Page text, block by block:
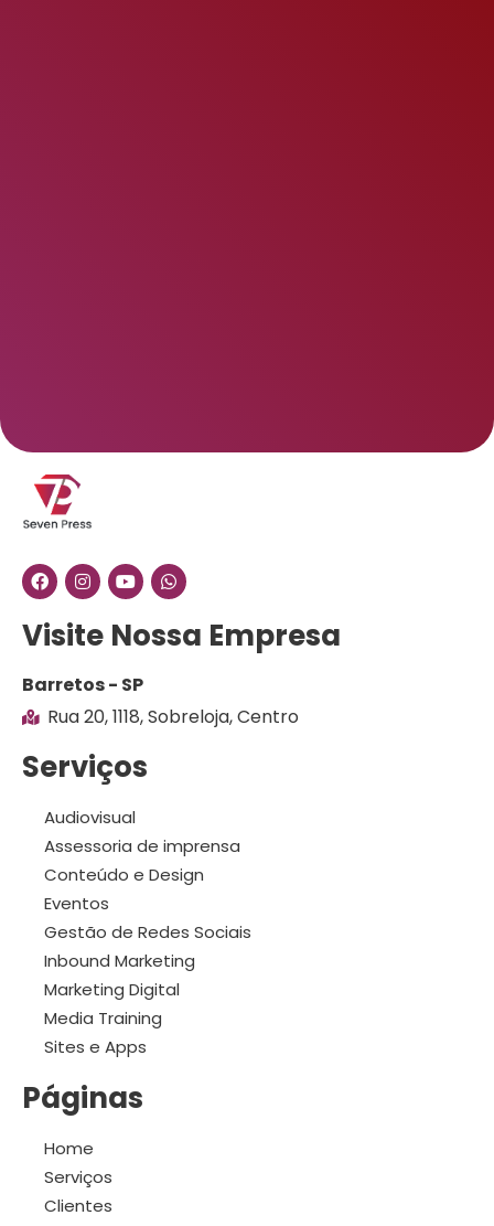
Visite Nossa Empresa
Barretos - SP
Rua 20, 1118, Sobreloja, Centro
Serviços
Audiovisual
Assessoria de imprensa
Conteúdo e Design
Eventos
Gestão de Redes Sociais
Inbound Marketing
Marketing Digital
Media Training
Sites e Apps
Páginas
Home
Serviços
Clientes